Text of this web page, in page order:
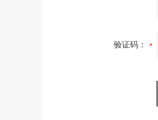
验证码：